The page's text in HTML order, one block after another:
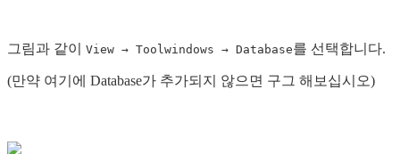
그림과 같이 View → Toolwindows → Database를 선택합니다.
(만약 여기에 Database가 추가되지 않으면 구그 해보십시오)